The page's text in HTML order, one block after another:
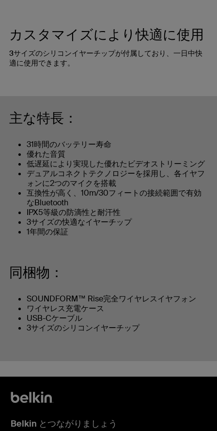
カスタマイズにより快適に使用
3サイズのシリコンイヤーチップが付属しており、一日中快
適に使用できます。
主な特長：
31時間のバッテリー寿命
優れた音質
低遅延により実現した優れたビデオストリーミング
デュアルコネクトテクノロジーを採用し、各イヤフ
ォンに2つのマイクを搭載
互換性が高く、10m/30フィートの接続範囲で有効
なBluetooth
IPX5等級の防滴性と耐汗性
3サイズの快適なイヤーチップ
1年間の保証
同梱物：
SOUNDFORM™ Rise完全ワイヤレスイヤフォン
ワイヤレス充電ケース
USB-Cケーブル
3サイズのシリコンイヤーチップ
Belkin とつながりましょう